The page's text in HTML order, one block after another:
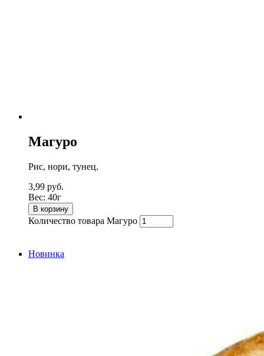
Магуро
Рис, нори, тунец.
3,99 руб.
Вес: 40г
В корзину
Количество товара Магуро
Новинка